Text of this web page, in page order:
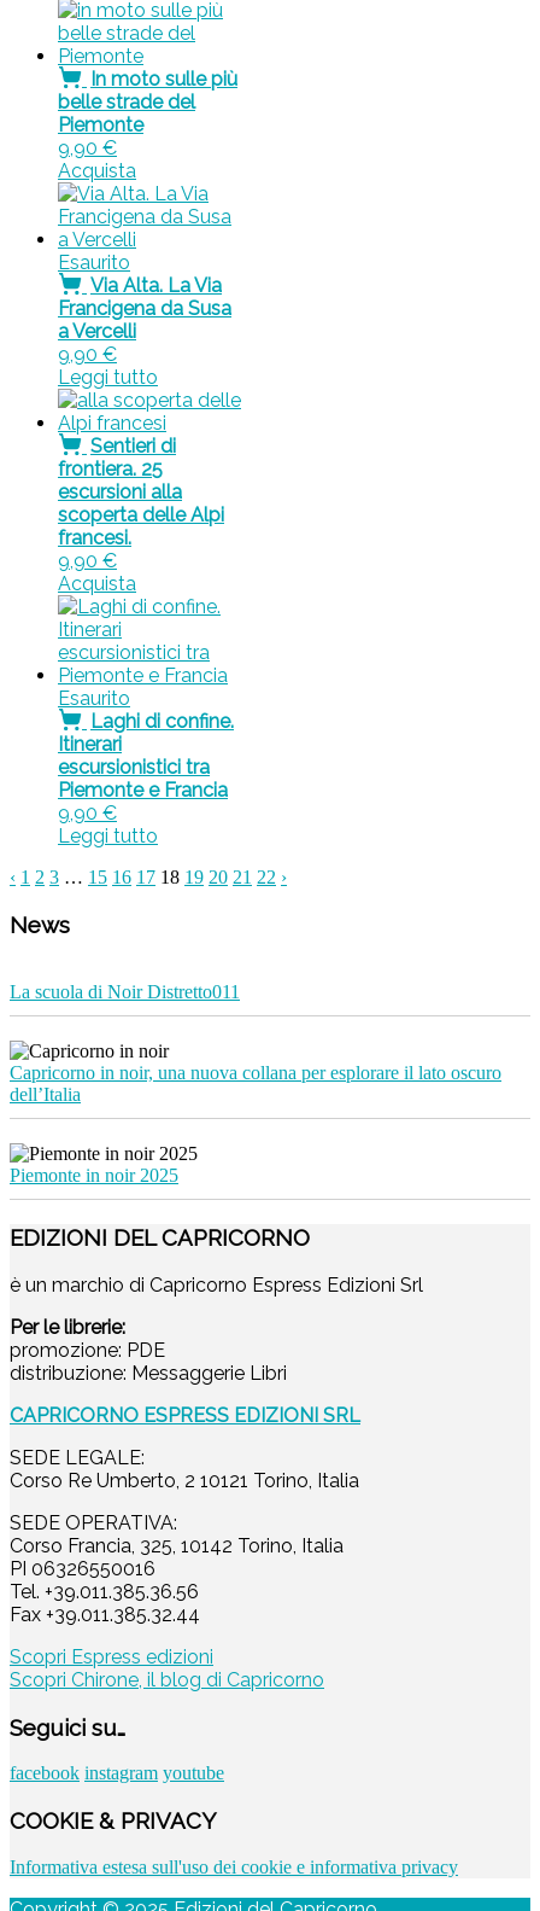
In moto sulle più
belle strade del
Piemonte
9,90 €
Acquista
Esaurito
Via Alta. La Via
Francigena da Susa
a Vercelli
9,90 €
Leggi tutto
Sentieri di
frontiera. 25
escursioni alla
scoperta delle Alpi
francesi.
9,90 €
Acquista
Esaurito
Laghi di confine.
Itinerari
escursionistici tra
Piemonte e Francia
9,90 €
Leggi tutto
‹ 1 2 3 … 15 16 17 18 19 20 21 22 ›
News
La scuola di Noir Distretto011
Capricorno in noir, una nuova collana per esplorare il lato oscuro
dell’Italia
Piemonte in noir 2025
EDIZIONI DEL CAPRICORNO
è un marchio di Capricorno Espress Edizioni Srl
Per le librerie:
promozione: PDE
distribuzione: Messaggerie Libri
CAPRICORNO ESPRESS EDIZIONI SRL
SEDE LEGALE:
Corso Re Umberto, 2 10121 Torino, Italia
SEDE OPERATIVA:
Corso Francia, 325, 10142 Torino, Italia
PI 06326550016
Tel. +39.011.385.36.56
Fax +39.011.385.32.44
Scopri Espress edizioni
Scopri Chirone, il blog di Capricorno
Seguici su…
facebook instagram youtube
COOKIE & PRIVACY
Informativa estesa sull'uso dei cookie e informativa privacy